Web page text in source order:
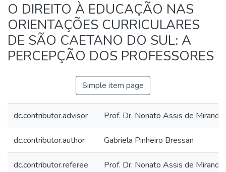
O DIREITO À EDUCAÇÃO NAS
ORIENTAÇÕES CURRICULARES
DE SÃO CAETANO DO SUL: A
PERCEPÇÃO DOS PROFESSORES
Simple item page
dc.contributor.advisor Prof. Dr. Nonato Assis de Miranda
dc.contributor.author Gabriela Pinheiro Bressan
dc.contributor.referee Prof. Dr. Nonato Assis de Miranda